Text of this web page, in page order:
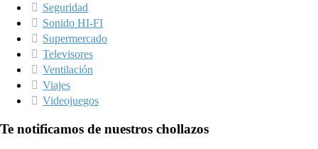
Seguridad
Sonido HI-FI
Supermercado
Televisores
Ventilación
Viajes
Videojuegos
Te notificamos de nuestros chollazos